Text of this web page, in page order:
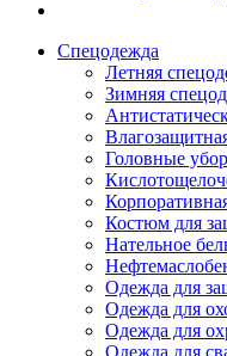
Спецодежда
Летняя
Зимняя
Головные
Костюм для
Нательное
Одежда для
Одежда для
Одежда для
Одежда для